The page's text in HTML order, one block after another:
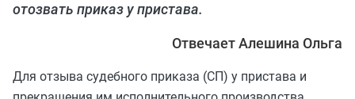
отозвать приказ у пристава.
Отвечает Алешина Ольга
Для отзыва судебного приказа (СП) у пристава и